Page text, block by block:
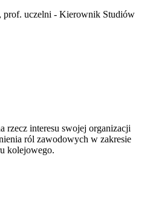
prof. uczelni - Kierownik Studiów
rzecz interesu swojej organizacji
ról zawodowych w zakresie
kolejowego.